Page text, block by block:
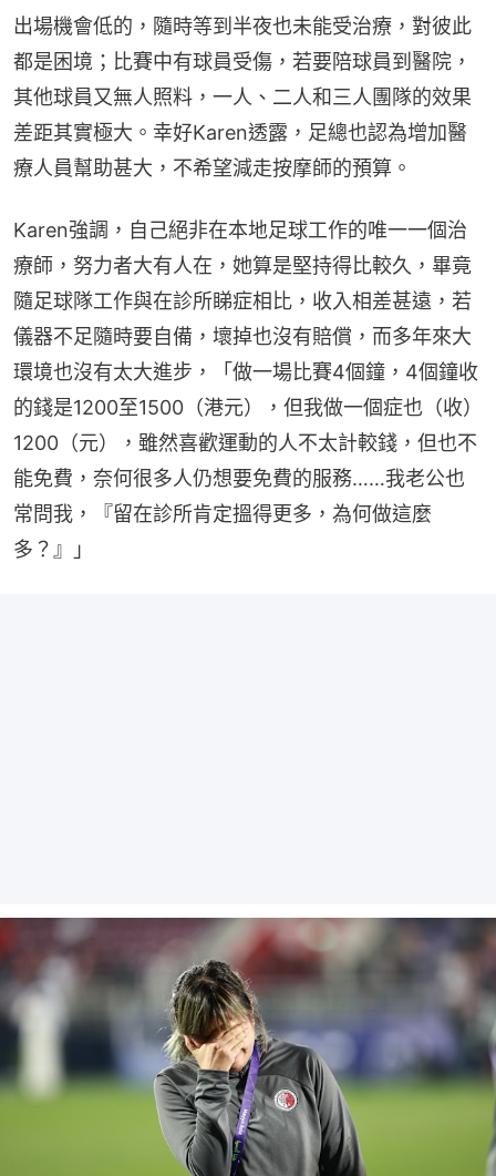
出場機會低的，隨時等到半夜也未能受治療，對彼此
都是困境；比賽中有球員受傷，若要陪球員到醫院，
其他球員又無人照料，一人、二人和三人團隊的效果
差距其實極大。幸好Karen透露，足總也認為增加醫
療人員幫助甚大，不希望減走按摩師的預算。
Karen強調，自己絕非在本地足球工作的唯一一個治
療師，努力者大有人在，她算是堅持得比較久，畢竟
隨足球隊工作與在診所睇症相比，收入相差甚遠，若
儀器不足隨時要自備，壞掉也沒有賠償，而多年來大
環境也沒有太大進步，「做一場比賽4個鐘，4個鐘收
的錢是1200至1500（港元），但我做一個症也（收）
1200（元），雖然喜歡運動的人不太計較錢，但也不
能免費，奈何很多人仍想要免費的服務……我老公也
常問我，『留在診所肯定搵得更多，為何做這麼
多？』」